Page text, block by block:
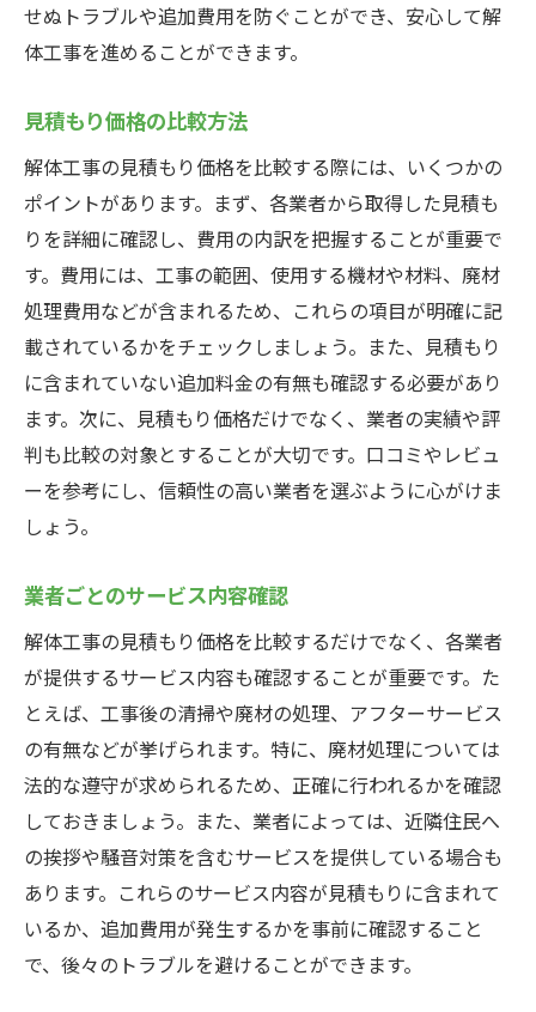
せぬトラブルや追加費用を防ぐことができ、安心して解
体工事を進めることができます。
見積もり価格の比較方法
解体工事の見積もり価格を比較する際には、いくつかの
ポイントがあります。まず、各業者から取得した見積も
りを詳細に確認し、費用の内訳を把握することが重要で
す。費用には、工事の範囲、使用する機材や材料、廃材
処理費用などが含まれるため、これらの項目が明確に記
載されているかをチェックしましょう。また、見積もり
に含まれていない追加料金の有無も確認する必要があり
ます。次に、見積もり価格だけでなく、業者の実績や評
判も比較の対象とすることが大切です。口コミやレビュ
ーを参考にし、信頼性の高い業者を選ぶように心がけま
しょう。
業者ごとのサービス内容確認
解体工事の見積もり価格を比較するだけでなく、各業者
が提供するサービス内容も確認することが重要です。た
とえば、工事後の清掃や廃材の処理、アフターサービス
の有無などが挙げられます。特に、廃材処理については
法的な遵守が求められるため、正確に行われるかを確認
しておきましょう。また、業者によっては、近隣住民へ
の挨拶や騒音対策を含むサービスを提供している場合も
あります。これらのサービス内容が見積もりに含まれて
いるか、追加費用が発生するかを事前に確認すること
で、後々のトラブルを避けることができます。